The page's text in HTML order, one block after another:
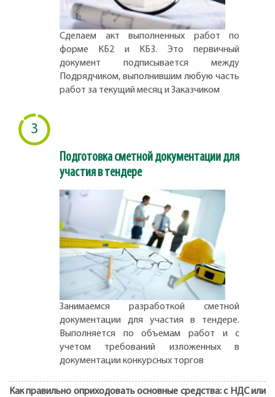
Сделаем акт выполненных работ по
форме КБ2 и КБ3. Это первичный
документ подписывается между
Подрядчиком, выполнившим любую часть
работ за текущий месяц и Заказчиком
3
Подготовка сметной документации для
участия в тендере
Занимаемся разработкой сметной
документации для участия в тендере.
Выполняется по объемам работ и с
учетом требований изложенных в
документации конкурсных торгов
Как правильно оприходовать основные средства: с НДС или